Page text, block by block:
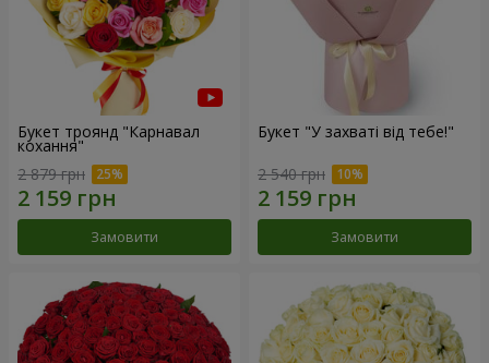
Букет троянд "Карнавал
кохання"
2 879 грн
Замовити
Букет "У захваті від тебе!"
2 540 грн
Замовити